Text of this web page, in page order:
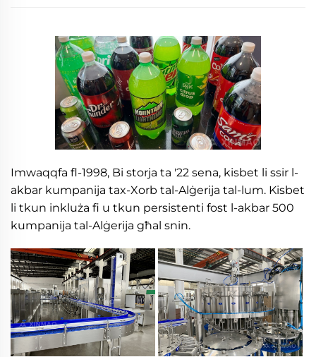
Imwaqqfa fl-1998, Bi storja ta '22 sena, kisbet li ssir l-
akbar kumpanija tax-Xorb tal-Alġerija tal-lum. Kisbet
li tkun inkluża fi u tkun persistenti fost l-akbar 500
kumpanija tal-Alġerija għal snin.